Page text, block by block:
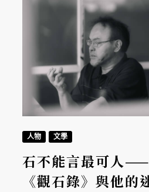
人物 文學
石不能言最可人
《觀石錄》與他的